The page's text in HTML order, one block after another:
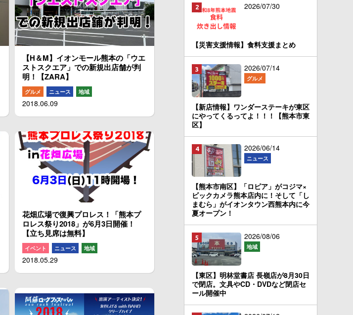
【H＆M】イオンモール熊本の「ウエ
ストスクエア」での新規出店舗が判
明！【ZARA】
グルメ ニュース 地域
2018.06.09
花畑広場で復興プロレス！「熊本プ
ロレス祭り2018」が6月3日開催！
【立ち見席は無料】
イベント ニュース 地域
2018.05.29
2026/07/30
【災害支援情報】食料支援まとめ
2026/07/14
グルメ
【新店情報】ワンダーステーキが東区
にやってくるってよ！！！【熊本市東
区】
2026/06/14
ニュース
【熊本市南区】「ロピア」がコジマ×
ビックカメラ熊本店内に！そして「し
まむら」がイオンタウン西熊本内に今
夏オープン！
2026/08/06
地域
【東区】明林堂書店 長嶺店が8月30日
で閉店。文具やCD・DVDなど閉店セ
ール開催中